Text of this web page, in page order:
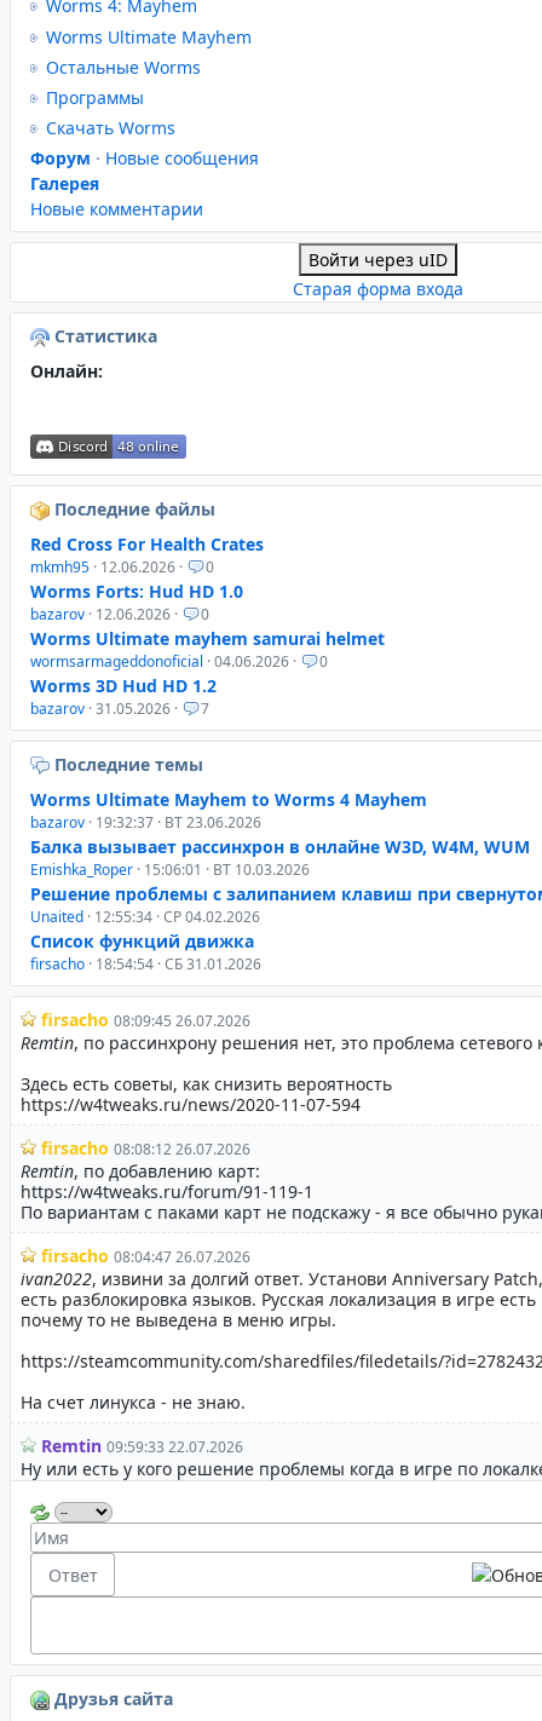
Worms 4: Mayhem
Worms Ultimate Mayhem
Остальные Worms
Программы
Скачать Worms
Форум · Новые сообщения
Галерея
Новые комментарии
Войти через uID
Старая форма входа
Статистика
Онлайн:
Последние файлы
Red Cross For Health Crates
mkmh95 · 12.06.2026 · 0
Worms Forts: Hud HD 1.0
bazarov · 12.06.2026 · 0
Worms Ultimate mayhem samurai helmet
wormsarmageddonoficial · 04.06.2026 · 0
Worms 3D Hud HD 1.2
bazarov · 31.05.2026 · 7
Последние темы
Worms Ultimate Mayhem to Worms 4 Mayhem
bazarov · 19:32:37 · ВТ 23.06.2026
Балка вызывает рассинхрон в онлайне W3D, W4M, WUM
Emishka_Roper · 15:06:01 · ВТ 10.03.2026
Решение проблемы с залипанием клавиш при
Unaited · 12:55:34 · СР 04.02.2026
Список функций движка
firsacho · 18:54:54 · СБ 31.01.2026
Друзья сайта